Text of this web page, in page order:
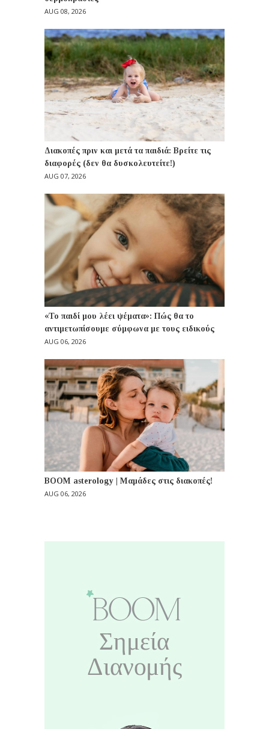
AUG 08, 2026
Διακοπές πριν και μετά τα παιδιά: Βρείτε τις
διαφορές (δεν θα δυσκολευτείτε!)
AUG 07, 2026
«Το παιδί μου λέει ψέματα»: Πώς θα το
αντιμετωπίσουμε σύμφωνα με τους ειδικούς
AUG 06, 2026
BOOM asterology | Μαμάδες στις διακοπές!
AUG 06, 2026